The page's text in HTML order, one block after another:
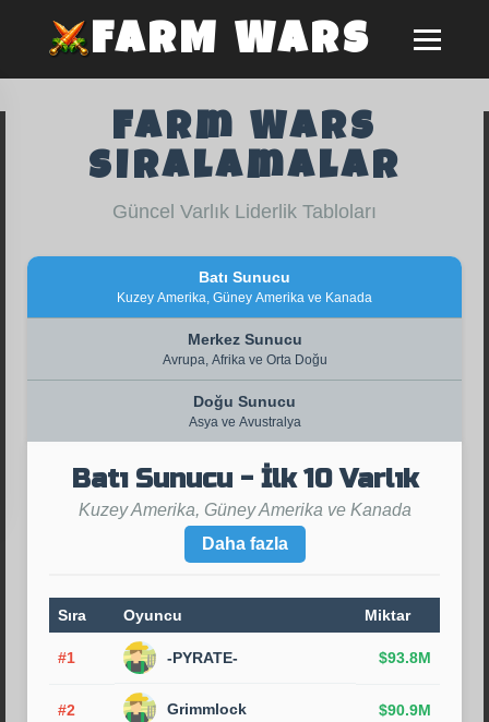
FARM WARS
Farm Wars
Sıralamalar
Güncel Varlık Liderlik Tabloları
Batı Sunucu
Kuzey Amerika, Güney Amerika ve Kanada
Merkez Sunucu
Avrupa, Afrika ve Orta Doğu
Doğu Sunucu
Asya ve Avustralya
Batı Sunucu - İlk 10 Varlık
Kuzey Amerika, Güney Amerika ve Kanada
Daha fazla
Sıra Oyuncu Miktar
#1 -PYRATE- $93.8M
#2 Grimmlock $90.9M